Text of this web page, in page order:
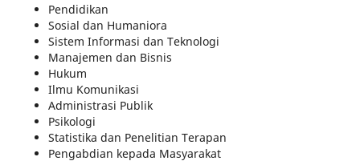
Pendidikan
Sosial dan Humaniora
Sistem Informasi dan Teknologi
Manajemen dan Bisnis
Hukum
Ilmu Komunikasi
Administrasi Publik
Psikologi
Statistika dan Penelitian Terapan
Pengabdian kepada Masyarakat